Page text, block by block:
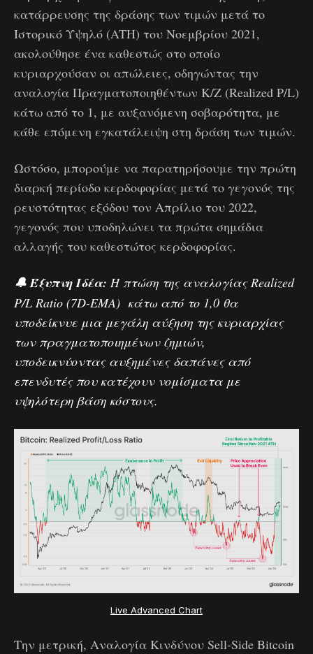
κατάρρευσης της δράσης των τιμών μετά το
Ιστορικό Υψηλό (ATH) του Νοεμβρίου 2021,
ακολούθησε ένα καθεστώς στο οποίο
κυριαρχούσαν οι απώλειες, οδηγώντας την
αναλογία Πραγματοποιηθέντων Κ/Ζ (Realized P/L)
κάτω από το 1, με αυξανόμενη σοβαρότητα, με
κάθε επόμενη εγκατάλειψη στη δράση των τιμών.
Ωστόσο, μπορούμε να παρατηρήσουμε την πρώτη
διαρκή περίοδο κερδοφορίας μετά το γεγονός της
ρευστότητας εξόδου τον Απρίλιο του 2022,
γεγονός που υποδηλώνει τα πρώτα σημάδια
αλλαγής του καθεστώτος κερδοφορίας.
🔔 Έξυπνη Ιδέα: Η πτώση της αναλογίας Realized
P/L Ratio (7D-EMA) κάτω από το 1,0 θα
υποδείκνυε μια μεγάλη αύξηση της κυριαρχίας
των πραγματοποιημένων ζημιών,
υποδεικνύοντας αυξημένες δαπάνες από
επενδυτές που κατέχουν νομίσματα με
υψηλότερη βάση κόστους.
Live Advanced Chart
Την μετρική, Αναλογία Κινδύνου Sell-Side Bitcoin